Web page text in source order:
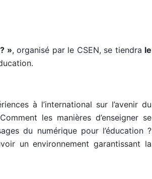
», organisé par le CSEN, se tiendra le
à l’international sur l’avenir du
les manières d’enseigner se
du numérique pour l’éducation ?
un environnement garantissant la